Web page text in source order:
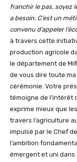
franchir le pas, soyez
a besoin. C’est un
convenu d’appeler
à travers cette
production agricole
le département de
de vous dire toute
cérémonie. Votre
témoigne de l’intérêt
exprime mieux que
travers l’agriculture
impulsé par le Chef
l’ambition
émergent et uni dans